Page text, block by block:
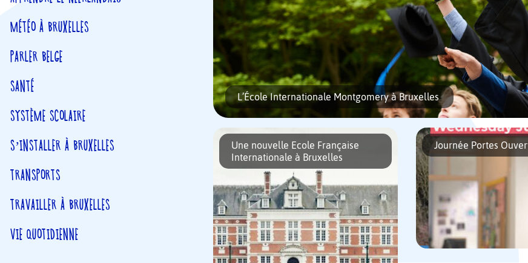
MÉTÉO À BRUXELLES
PARLER BELGE
SANTÉ
SYSTÈME SCOLAIRE
S’INSTALLER À BRUXELLES
TRANSPORTS
TRAVAILLER À BRUXELLES
VIE QUOTIDIENNE
L’École Internationale Montgomery à Bruxelles
Logée au sein d’un ancien double Hôtel de Maître datant de 1907, l’École
Dotée de trois sections pour les jeunes allant […]
Une nouvelle Ecole Française
Internationale à Bruxelles
Journée Portes